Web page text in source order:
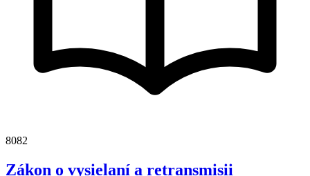
8082
Zákon o vysielaní a retransmisii